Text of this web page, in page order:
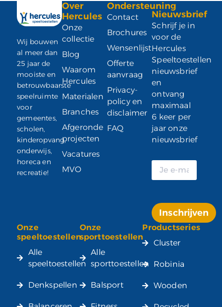
Wij bouwen
al meer dan
25 jaar de
mooiste en
betrouwbaarste
speelruimte
voor
gemeentes,
scholen,
kinderopvang,
onderwijs,
horeca en
recreatie!
Over
Hercules
Onze
collectie
Blog
Waarom
Hercules
Materialen
Branches
Afgeronde
projecten
Vacatures
MVO
Ondersteuning
Contact
Brochures
Wensenlijst
Offerte
aanvraag
Privacy-
policy en
disclaimer
FAQ
Nieuwsbrief
Schrijf je in
voor de
Hercules
Speeltoestellen
nieuwsbrief
en
ontvang
maximaal
6 keer per
jaar onze
nieuwsbrief
Inschrijven
Alternative:
Onze
speeltoestellen
Alle
speeltoestellen
Denkspellen
Onze
sporttoestellen
Alle
sporttoestellen
Balsport
Productseries
Cluster
Robinia
Wooden